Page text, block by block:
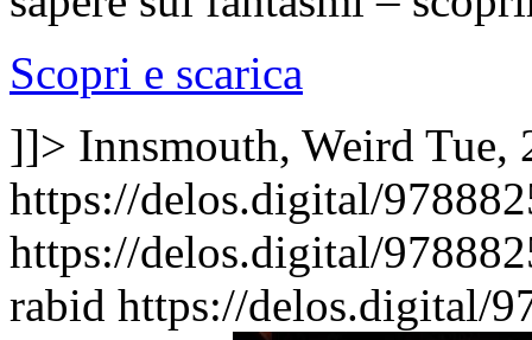
Scopri e scarica
]]> Innsmouth, Weird Tue,
https://delos.digital/
https://delos.digital/
rabid https://delos.digital/